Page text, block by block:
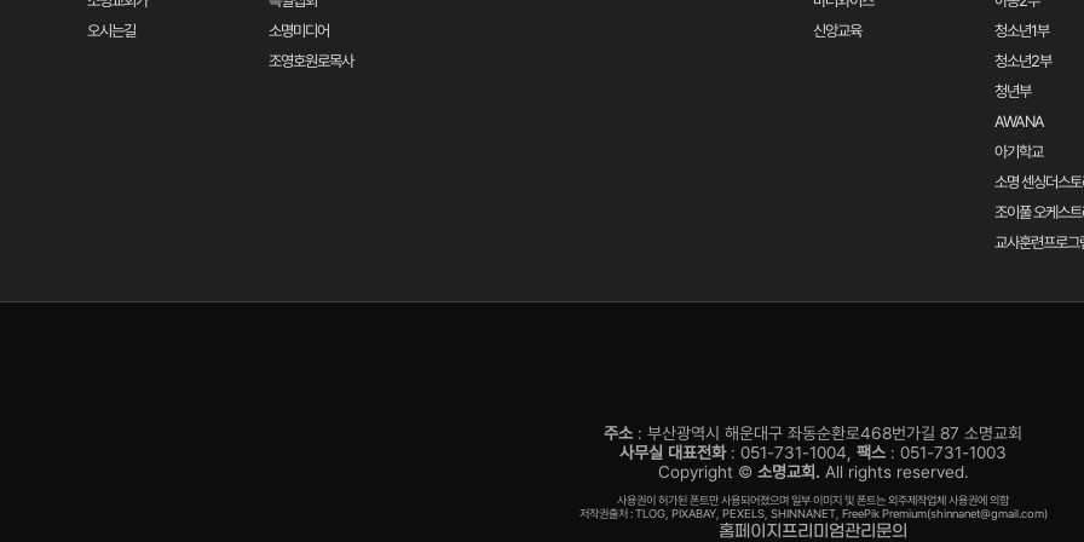
오시는길
소명미디어
조영호원로목사
신앙교육
청소년1부
청소년2부
청년부
AWANA
아기학교
소명 센싱더스토
조이풀 오케스
교사훈련프로그
주소: 부산광역시 해운대구 좌동순환로468번가길 87 소명교회
사무실 대표전화: 051-731-1004, 팩스: 051-731-1003
Copyright © 소명교회. All rights reserved.
사용권이 허가된 폰트만 사용되어졌으며 일부 이미지 및 폰트는 외주제작업체 사용권에 의함
저작권출처 : TLOG, PIXABAY, PEXELS, SHINNANET, FreePik Premium(shinnanet@gmail.com)
홈페이지프리미엄관리문의